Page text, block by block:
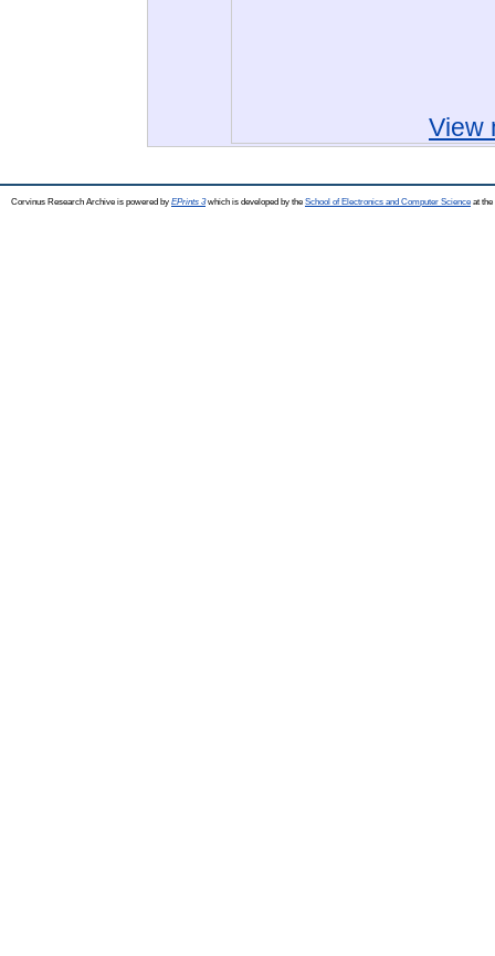
View
Corvinus Research Archive is powered by EPrints 3which is developed by the School of Electronics and Computer Science at